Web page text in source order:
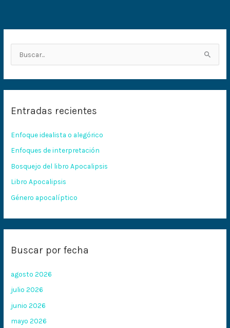
a
p
o
r
:
Entradas recientes
Enfoque idealista o alegórico
Enfoques de interpretación
Bosquejo del libro Apocalipsis
Libro Apocalipsis
Género apocalíptico
Buscar por fecha
agosto 2026
julio 2026
junio 2026
mayo 2026